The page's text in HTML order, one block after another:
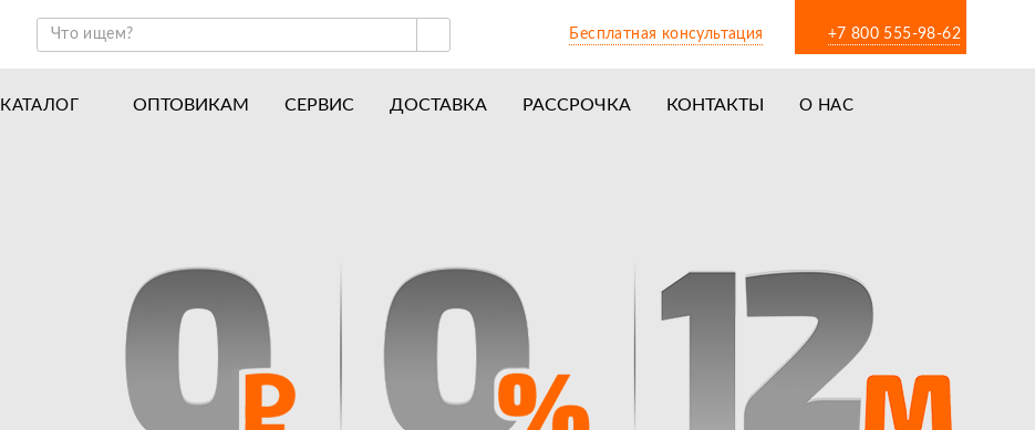
Бесплатная консультация +7 800 555-98-62
КАТАЛОГ
Навесное оборудование для мотоблоков
ОПТОВИКАМ СЕРВИС ДОСТАВКА РАССРОЧКА КОНТАКТЫ
О НАС
Новости
Отзывы